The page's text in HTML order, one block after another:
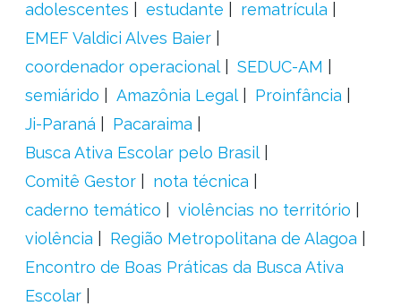
adolescentes
estudante
rematrícula
EMEF Valdici Alves Baier
coordenador operacional
SEDUC-AM
semiárido
Amazônia Legal
Proinfância
Ji-Paraná
Pacaraima
Busca Ativa Escolar pelo Brasil
Comitê Gestor
nota técnica
caderno temático
violências no território
violência
Região Metropolitana de Alagoa
Encontro de Boas Práticas da Busca Ativa
Escolar